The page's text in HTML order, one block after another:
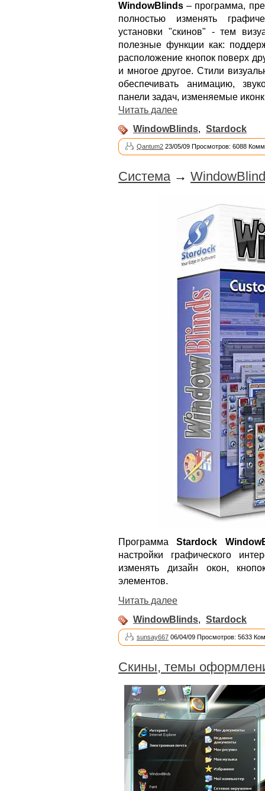
WindowBlinds – программа,
полностью изменять
установки "скинов" - тем
полезные функции как:
расположение кнопок поверх
и многое другое. Стили
обеспечивать анимацию,
панели задач, изменяемые
Читать далее
WindowBlinds, Stardock
Qantum2 23/05/09 Просмотров: 6088
Система→
ПрограммаStardock
настройки графического
изменять дизайн окон,
элементов.
Читать далее
WindowBlinds, Stardock
sunsay667 06/04/09 Просмотров: 5633
Скины, темы